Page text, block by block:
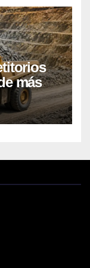
más
explorar